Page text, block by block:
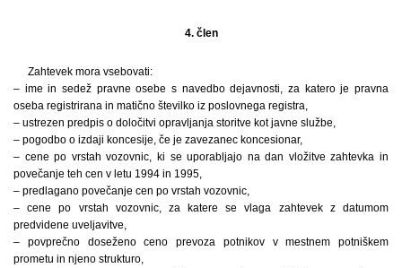
4. člen
Zahtevek mora vsebovati:
– ime in sedež pravne osebe s navedbo dejavnosti, za katero je pravna
oseba registrirana in matično številko iz poslovnega registra,
– ustrezen predpis o določitvi opravljanja storitve kot javne službe,
– pogodbo o izdaji koncesije, če je zavezanec koncesionar,
– cene po vrstah vozovnic, ki se uporabljajo na dan vložitve zahtevka in
povečanje teh cen v letu 1994 in 1995,
– predlagano povečanje cen po vrstah vozovnic,
– cene po vrstah vozovnic, za katere se vlaga zahtevek z datumom
predvidene uveljavitve,
– povprečno doseženo ceno prevoza potnikov v mestnem potniškem
prometu in njeno strukturo,